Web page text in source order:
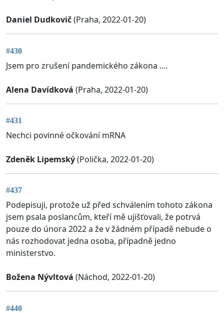
Daniel Dudkovič(Praha, 2022-01-20)
#430
Jsem pro zrušení pandemického zákona ....
Alena Davídková (Praha, 2022-01-20)
#431
Nechci povinné očkování mRNA
Zdeněk Lipemský(Polička, 2022-01-20)
#437
Podepisuji, protože už před schválením tohoto zákona
jsem psala poslancům, kteří mě ujišťovali, že potrvá
pouze do února 2022 a že v žádném případě nebude o
nás rozhodovat jedna osoba, případně jedno
ministerstvo.
Božena Nývltová (Náchod, 2022-01-20)
#440